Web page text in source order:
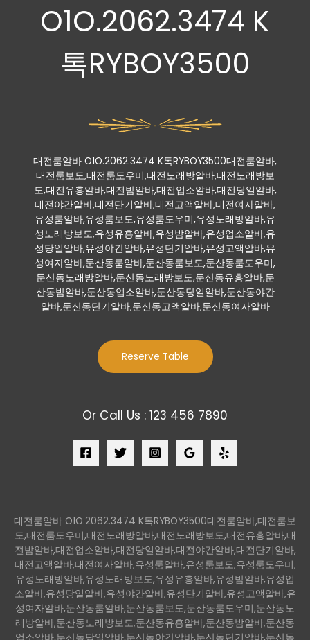
O1O.2062.3474 K
톡RYBOY3500
대전룸알바 O1O.2062.3474 K톡RYBOY3500대전룸알바,
대전룸보도,대전룸도우미,대전노래방알바,대전노래방보
도,대전유흥알바,대전밤알바,대전업소알바,대전당일알바,
대전야간알바,대전단기알바,대전고액알바,대전여자알바,
유성룸알바,유성룸보도,유성룸도우미,유성노래방알바,유
성노래방보도,유성유흥알바,유성밤알바,유성업소알바,유
성당일알바,유성야간알바,유성단기알바,유성고액알바,유
성여자알바,둔산동룸알바,둔산동룸보도,둔산동룸도우미,
둔산동노래방알바,둔산동노래방보도,둔산동유흥알바,둔
산동밤알바,둔산동업소알바,둔산동당일알바,둔산동야간
알바,둔산동단기알바,둔산동고액알바,둔산동여자알바
Reserve Table
Or Call Us : 123 456 7890
대전룸알바 O1O.2062.3474 K톡RYBOY3500대전룸알바,대전룸보
도,대전룸도우미,대전노래방알바,대전노래방보도,대전유흥알바,대
전밤알바,대전업소알바,대전당일알바,대전야간알바,대전단기알바,
대전고액알바,대전여자알바,유성룸알바,유성룸보도,유성룸도우미,
유성노래방알바,유성노래방보도,유성유흥알바,유성밤알바,유성업
소알바,유성당일알바,유성야간알바,유성단기알바,유성고액알바,유
성여자알바,둔산동룸알바,둔산동룸보도,둔산동룸도우미,둔산동노
래방알바,둔산동노래방보도,둔산동유흥알바,둔산동밤알바,둔산동